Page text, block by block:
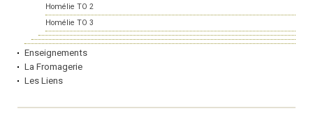
Homélie TO 2
Homélie TO 3
Enseignements
La Fromagerie
Les Liens